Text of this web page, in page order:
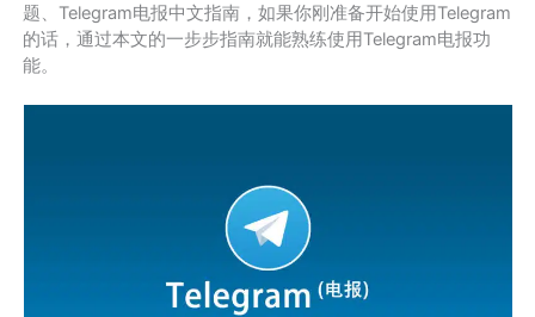
题、Telegram电报中文指南，如果你刚准备开始使用Telegram
的话，通过本文的一步步指南就能熟练使用Telegram电报功
能。